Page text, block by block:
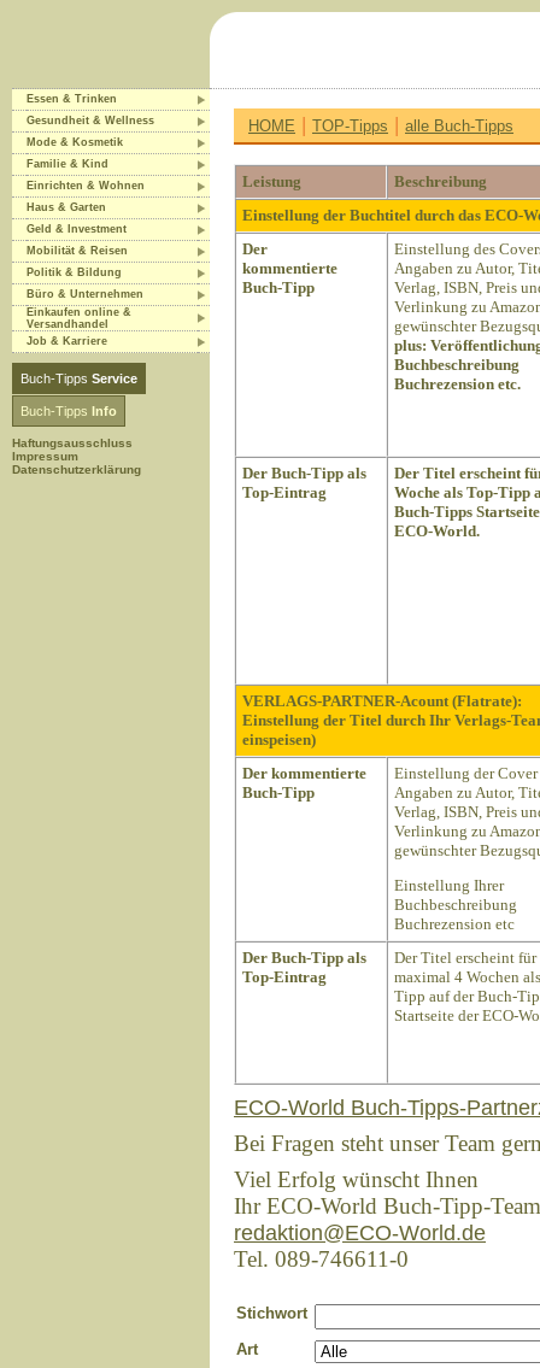
Essen & Trinken
Gesundheit & Wellness
Mode & Kosmetik
Familie & Kind
Einrichten & Wohnen
Haus & Garten
Geld & Investment
Mobilität & Reisen
Politik & Bildung
Büro & Unternehmen
Einkaufen online &
Versandhandel
Job & Karriere
Buch-Tipps Service
Buch-Tipps Info
Haftungsausschluss
Impressum
Datenschutzerklärung
HOME | TOP-Tipps | alle Buch-Tipps
Leistung
Beschreibung
Einstellung der Buchtitel durch das ECO-
Der
kommentierte
Buch-Tipp
Einstellung des
Angaben zu Autor,
Verlag, ISBN, Preis
Verlinkung zu
gewünschter
plus:
Buchbeschreibung
Buchrezension etc.
Der Buch-Tipp als
Top-Eintrag
Der Titel erscheint
Woche als Top-Tipp
Buch-Tipps
ECO-World.
VERLAGS-PARTNER-Acount (Flatrate):
Einstellung der Titel durch Ihr Verlags-
einspeisen)
Der kommentierte
Buch-Tipp
Einstellung der
Angaben zu Autor,
Verlag, ISBN, Preis
Verlinkung zu
gewünschter
Einstellung Ihrer
Buchbeschreibung
Buchrezension etc
Der Buch-Tipp als
Top-Eintrag
Der Titel erscheint für
maximal 4 Wochen
Tipp auf der Buch-
Startseite der ECO-
ECO-World Buch-Tipps-
Bei Fragen steht unser Team
Viel Erfolg wünscht Ihnen
Ihr ECO-World Buch-Tipp-Team
redaktion@ECO-World.de
Tel. 089-746611-0
Stichwort
Art